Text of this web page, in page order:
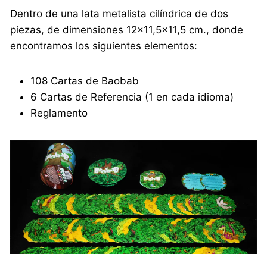
Dentro de una lata metalista cilíndrica de dos
piezas, de dimensiones 12×11,5×11,5 cm., donde
encontramos los siguientes elementos:
108 Cartas de Baobab
6 Cartas de Referencia (1 en cada idioma)
Reglamento